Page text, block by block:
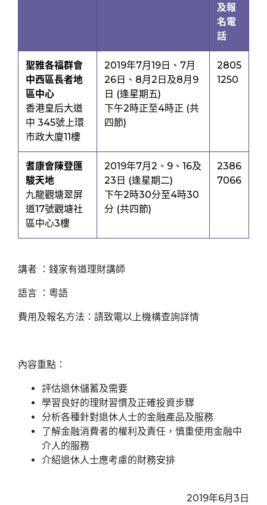
及報
名電
話
聖雅各福群會
中西區長者地
區中心
香港皇后大道
中 345號上環
市政大廈11樓
2019年7月19日、7月
26日、8月2日及8月9
日 (逢星期五)
下午2時正至4時正 (共
四節)
2805
1250
耆康會陳登匯
駿天地
九龍觀塘翠屏
道17號觀塘社
區中心3樓
2019年7月2、9、16及
23日 (逢星期二)
下午2時30分至4時30
分 (共四節)
2386
7066
講者 ：錢家有道理財講師
語言 ：粵語
費用及報名方法：請致電以上機構查詢詳情
內容重點：
評估退休儲蓄及需要
學習良好的理財習慣及正確投資步驟
分析各種針對退休人士的金融產品及服務
了解金融消費者的權利及責任，慎重使用金融中
介人的服務
介紹退休人士應考慮的財務安排
2019年6月3日